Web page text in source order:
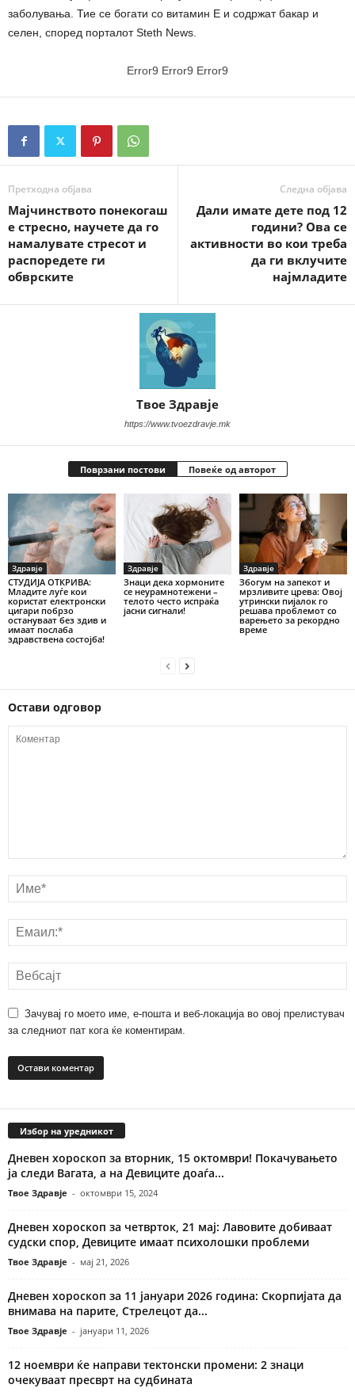
заболувања. Тие се богати со витамин Е и содржат бакар и
селен, според порталот Steth News.
Error9 Error9 Error9
Претходна објава
Мајчинството понекогаш
е стресно, научете да го
намалувате стресот и
распоредете ги
обврските
Следна објава
Дали имате дете под 12
години? Ова се
активности во кои треба
да ги вклучите
најмладите
Твое Здравје
https://www.tvoezdravje.mk
Поврзани постови Повеќе од авторот
Здравје
СТУДИЈА ОТКРИВА:
Младите луѓе кои
користат електронски
цигари побрзо
остануваат без здив и
имаат послаба
здравствена состојба!
Здравје
Знаци дека хормоните
се неурамнотежени –
телото често испраќа
јасни сигнали!
Здравје
Збогум на запекот и
мрзливите црева: Овој
утрински пијалок го
решава проблемот со
варењето за рекордно
време
Остави одговор
Зачувај го моето име, е-пошта и веб-локација во овој прелистувач
за следниот пат кога ќе коментирам.
Избор на уредникот
Дневен хороскоп за вторник, 15 октомври! Покачувањето
ја следи Вагата, а на Девиците доаѓа...
Твое Здравје - октомври 15, 2024
Дневен хороскоп за четврток, 21 мај: Лавовите добиваат
судски спор, Девиците имаат психолошки проблеми
Твое Здравје - мај 21, 2026
Дневен хороскоп за 11 јануари 2026 година: Скорпијата да
внимава на парите, Стрелецот да...
Твое Здравје - јануари 11, 2026
12 ноември ќе направи тектонски промени: 2 знаци
очекуваат пресврт на судбината